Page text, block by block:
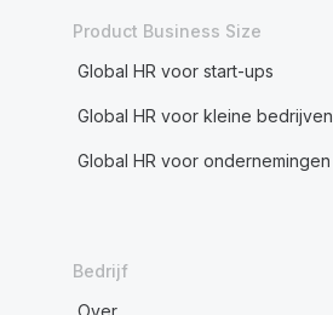
Product Business Size
Global HR voor start-ups
Global HR voor kleine bedrijven
Global HR voor ondernemingen
Bedrijf
Over